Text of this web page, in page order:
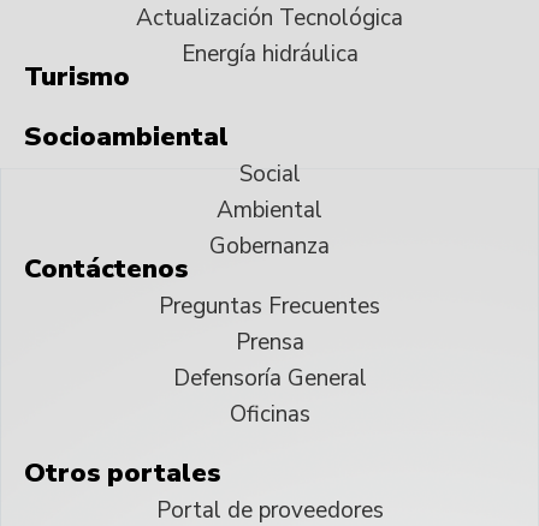
Actualización Tecnológica
Energía hidráulica
Turismo
Socioambiental
Social
Ambiental
Gobernanza
Contáctenos
Preguntas Frecuentes
Prensa
Defensoría General
Oficinas
Otros portales
Portal de proveedores